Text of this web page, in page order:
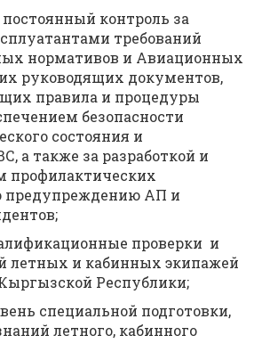
контроль за
требований
нормативов и Авиационных
руководящих документов,
правила и процедуры
безопасности
состояния и
а также за разработкой и
профилактических
предупреждению АП и
проверки и
летных и кабинных экипажей
Республики;
специальной подготовки,
летного, кабинного